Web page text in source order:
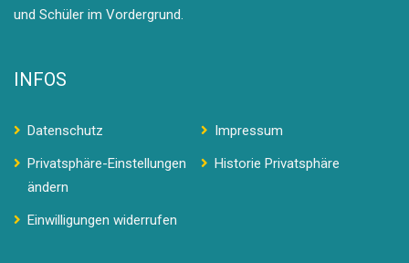
und Schüler im Vordergrund.
INFOS
Datenschutz
Impressum
Privatsphäre-Einstellungen
ändern
Historie Privatsphäre
Einwilligungen widerrufen